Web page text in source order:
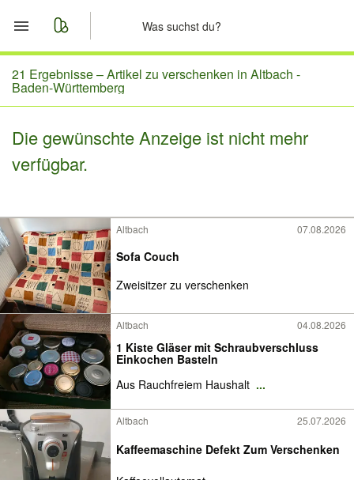
Start
Merkliste
Nachrichten
21 Ergebnisse –Artikel zu verschenken in Altbach -
Baden-Württemberg
Die gewünschte Anzeige ist nicht mehr
verfügbar.
Altbach 07.08.2026
Sofa Couch
Zweisitzer zu verschenken
Altbach 04.08.2026
1 Kiste Gläser mit Schraubverschluss
Einkochen Basteln
Aus Rauchfreiem Haushalt ...
Altbach 25.07.2026
Kaffeemaschine Defekt Zum Verschenken